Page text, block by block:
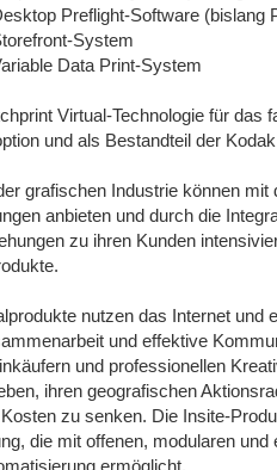
Preflight-Software (bislang
System
Data Print-System
Virtual-Technologie für das
und als Bestandteil der
grafischen Industrie können
anbieten und durch die
zu ihren Kunden
nutzen das Internet und
und effektive
und professionellen
ihren geografischen
zu senken. Die Insite-
die mit offenen, modularen
ermöglicht.